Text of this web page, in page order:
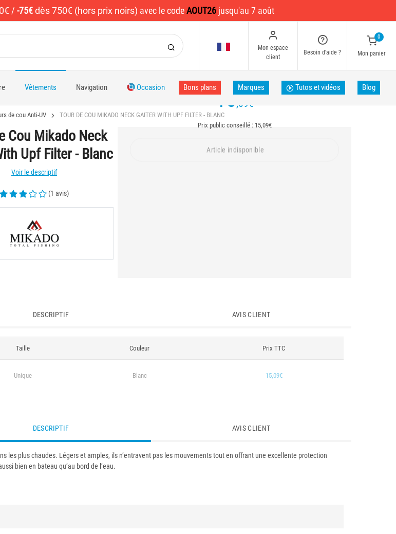
/ -75€dès 750€ (hors prix noirs) avec le codeAOUT26 jusqu'au 7 août
Mon espace
client
Besoin d'aide ?
0
Mon panier
Vêtements Navigation Occasion Bons plans Marques Tutos et vidéos Blog
de cou Anti-UV TOUR DE COU MIKADO NECK GAITER WITH UPF FILTER - BLANC
Cou Mikado Neck
Upf Filter - Blanc
Voir le descriptif
(1 avis)
15,09€
Prix public conseillé : 15,09€
Article indisponible
DESCRIPTIF AVIS CLIENT
Taille Couleur Prix TTC
Unique Blanc 15,09€
DESCRIPTIF AVIS CLIENT
les plus chaudes. Légers et amples, ils n’entravent pas les mouvements tout en offrant une excellente protection
bien en bateau qu’au bord de l’eau.